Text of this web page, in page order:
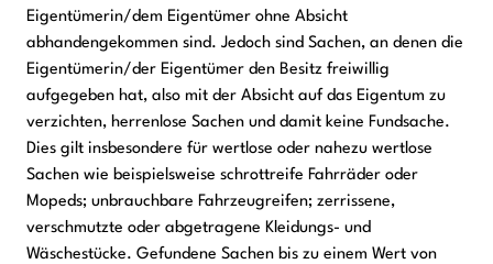
Eigentümerin/dem Eigentümer ohne Absicht
abhandengekommen sind. Jedoch sind Sachen, an denen die
Eigentümerin/der Eigentümer den Besitz freiwillig
aufgegeben hat, also mit der Absicht auf das Eigentum zu
verzichten, herrenlose Sachen und damit keine Fundsache.
Dies gilt insbesondere für wertlose oder nahezu wertlose
Sachen wie beispielsweise schrottreife Fahrräder oder
Mopeds; unbrauchbare Fahrzeugreifen; zerrissene,
verschmutzte oder abgetragene Kleidungs- und
Wäschestücke. Gefundene Sachen bis zu einem Wert von